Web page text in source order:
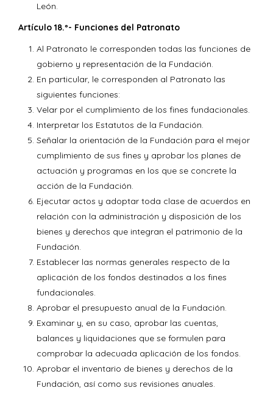
León.
Artículo 18.º- Funciones del Patronato
Al Patronato le corresponden todas las funciones de
gobierno y representación de la Fundación.
En particular, le corresponden al Patronato las
siguientes funciones:
Velar por el cumplimiento de los fines fundacionales.
Interpretar los Estatutos de la Fundación.
Señalar la orientación de la Fundación para el mejor
cumplimiento de sus fines y aprobar los planes de
actuación y programas en los que se concrete la
acción de la Fundación.
Ejecutar actos y adoptar toda clase de acuerdos en
relación con la administración y disposición de los
bienes y derechos que integran el patrimonio de la
Fundación.
Establecer las normas generales respecto de la
aplicación de los fondos destinados a los fines
fundacionales.
Aprobar el presupuesto anual de la Fundación.
Examinar y, en su caso, aprobar las cuentas,
balances y liquidaciones que se formulen para
comprobar la adecuada aplicación de los fondos.
Aprobar el inventario de bienes y derechos de la
Fundación, así como sus revisiones anuales.